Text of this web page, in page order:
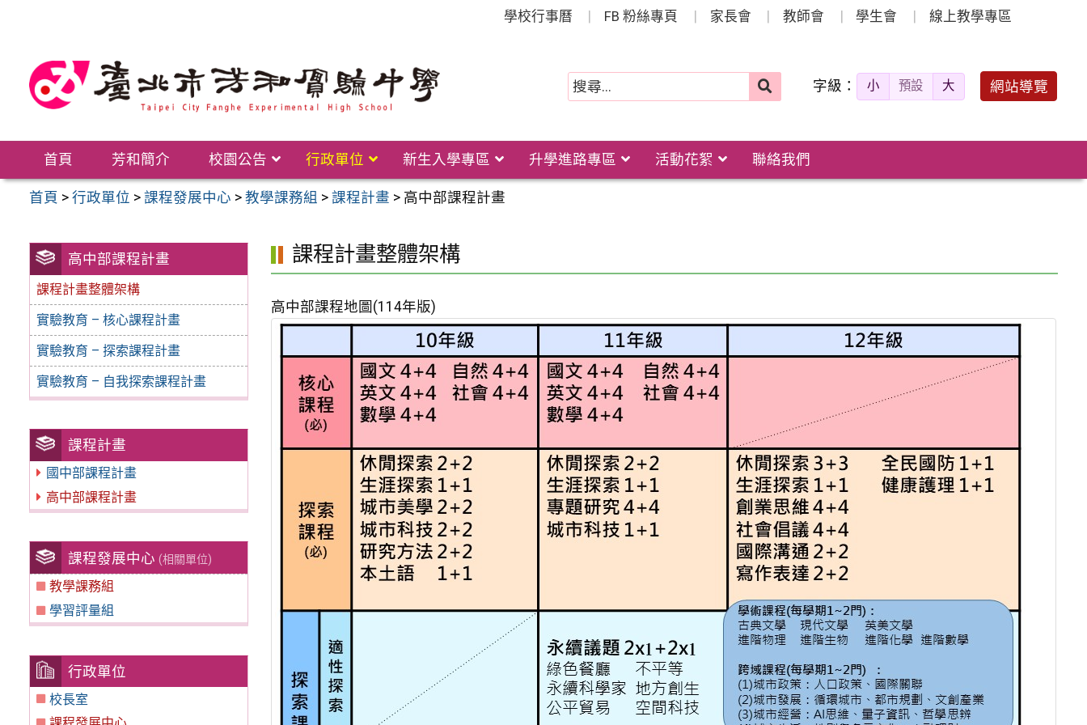
學校行事曆 FB 粉絲專頁 家長會 教師會 學生會 線上教學專區
字級： 小 預設 大 網站導覽
首頁 芳和簡介 校園公告 行政單位 新生入學專區 升學進路專區 活動花絮 聯絡我們
首頁 >行政單位 >課程發展中心 >教學課務組 >課程計畫 > 高中部課程計畫
高中部課程計畫
課程計畫整體架構
實驗教育 – 核心課程計畫
實驗教育 – 探索課程計畫
實驗教育 – 自我探索課程計畫
課程計畫
國中部課程計畫
高中部課程計畫
課程發展中心 (相關單位)
教學課務組
學習評量組
行政單位
校長室
課程計畫整體架構
高中部課程地圖(114年版)